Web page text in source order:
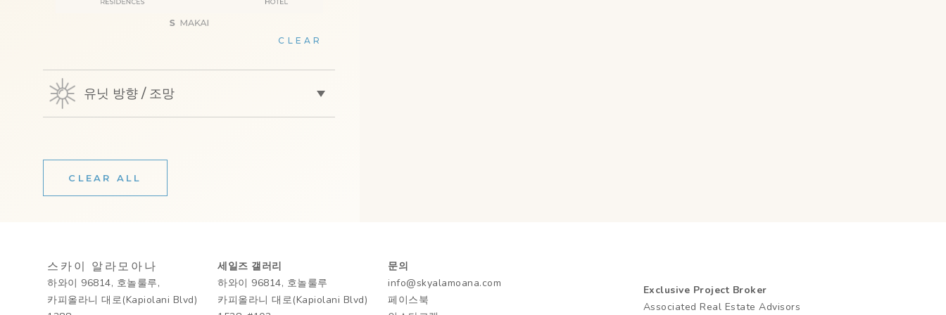
CLEAR
유닛 방향 / 조망
CLEAR ALL
스카이 알라모아나
하와이 96814, 호놀룰루,
카피올라니 대로(Kapiolani Blvd)
세일즈 갤러리
하와이 96814, 호놀룰루
카피올라니 대로(Kapiolani Blvd)
문의
info@skyalamoana.com
페이스북
Exclusive Project Broker
Associated Real Estate Advisors